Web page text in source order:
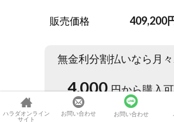
販売価格 409,200
無金利分割払いなら月
4,000 円から購入
100回分割払いの場合。初回の
ハラダオンライン
サイト
お問い合わせ お問い合わせ